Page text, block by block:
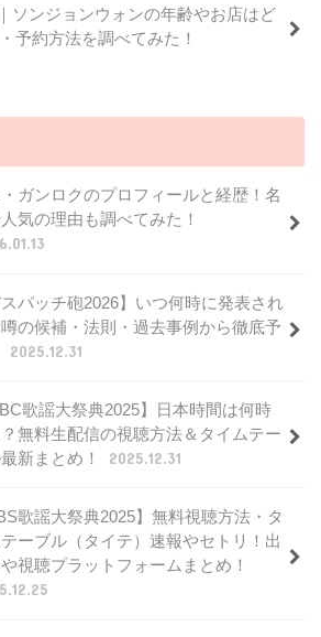
ソンジョンウォンの年齢やお店はど
予約方法を調べてみた！
ガンロクのプロフィールと経歴！名
気の理由も調べてみた！
スパッチ砲2026】いつ何時に発表され
の候補・法則・過去事例から徹底予
2025.12.31
歌謡大祭典2025】日本時間は何時
無料生配信の視聴方法＆タイムテー
新まとめ！
2025.12.31
歌謡大祭典2025】無料視聴方法・タ
ーブル（タイテ）速報やセトリ！出
視聴プラットフォームまとめ！